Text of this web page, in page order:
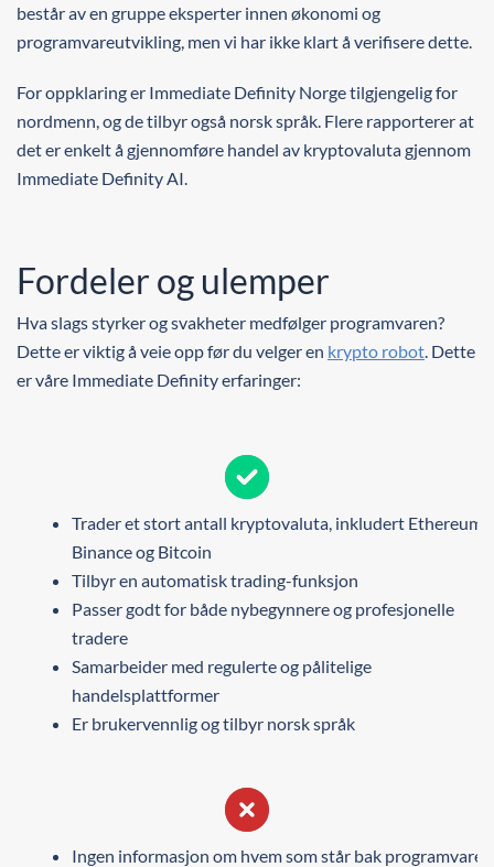
består av en gruppe eksperter innen økonomi og
programvareutvikling, men vi har ikke klart å verifisere dette.
For oppklaring er Immediate Definity Norge tilgjengelig for
nordmenn, og de tilbyr også norsk språk. Flere rapporterer at
det er enkelt å gjennomføre handel av kryptovaluta gjennom
Immediate Definity AI.
Fordeler og ulemper
Hva slags styrker og svakheter medfølger programvaren?
Dette er viktig å veie opp før du velger en krypto robot . Dette
er våre Immediate Definity erfaringer:
Trader et stort antall kryptovaluta, inkludert Ethereum,
Binance og Bitcoin
Tilbyr en automatisk trading-funksjon
Passer godt for både nybegynnere og profesjonelle
tradere
Samarbeider med regulerte og pålitelige
handelsplattformer
Er brukervennlig og tilbyr norsk språk
Ingen informasjon om hvem som står bak programvaren